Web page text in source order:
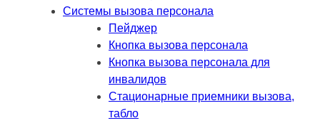
Системы вызова персонала
Пейджер
Кнопка вызова персонала
Кнопка вызова персонала для
инвалидов
Стационарные приемники вызова,
табло